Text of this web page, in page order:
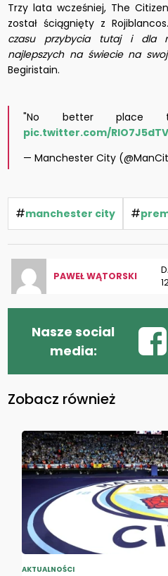
Trzy lata wcześniej, The
został ściągnięty z
czasu przybycia tutaj i dla
najlepszych na świecie na
Begiristain.
"No better
pic.twitter.com/
— Manchester City
#manchester city #
PAWEŁ WĄTORSKI
Nasze social
media:
Zobacz również
AKTUALNOŚCI